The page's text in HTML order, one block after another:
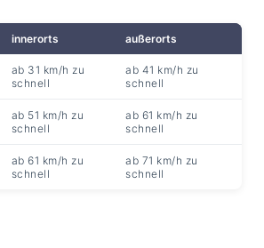
innerorts außerorts
ab 31 km/h zu
schnell
ab 41 km/h zu
schnell
ab 51 km/h zu
schnell
ab 61 km/h zu
schnell
ab 61 km/h zu
schnell
ab 71 km/h zu
schnell